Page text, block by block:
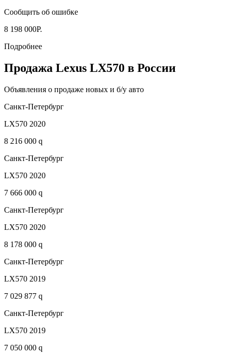
Сообщить об ошибке
8 198 000Р.
Подробнее
Продажа Lexus LX570 в России
Объявления о продаже новых и б/у авто
Санкт-Петербург
LX570 2020
8 216 000 q
Санкт-Петербург
LX570 2020
7 666 000 q
Санкт-Петербург
LX570 2020
8 178 000 q
Санкт-Петербург
LX570 2019
7 029 877 q
Санкт-Петербург
LX570 2019
7 050 000 q